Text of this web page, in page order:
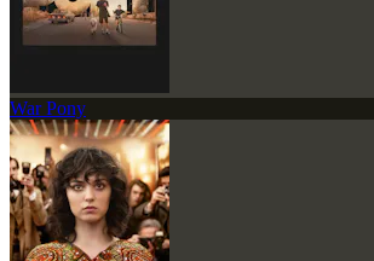
War Pony